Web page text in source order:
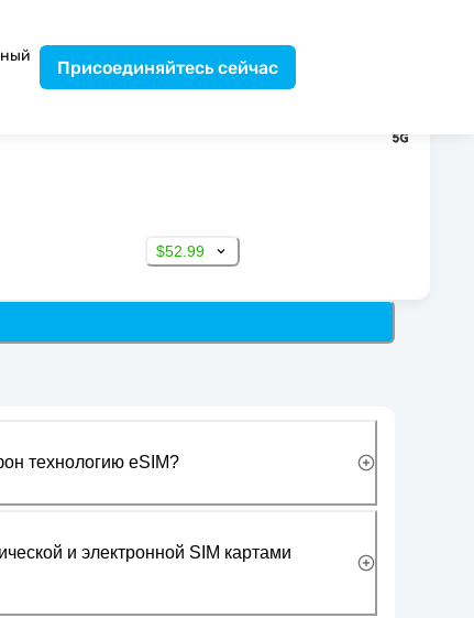
Присоединяйтесь сейчас
$52.99
технологию eSIM?
и электронной SIM картами